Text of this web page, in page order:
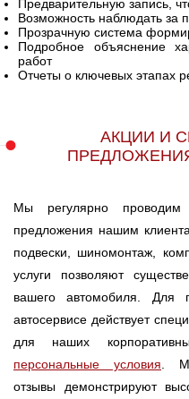
Предварительную запись,
Возможность наблюдать за
Прозрачную система
Подробное объяснение
работ
Отчеты о ключевых этапах
АКЦИИ И
Мы регулярно
предложения нашим
подвески, шиномонтаж,
услуги позволяют
вашего автомобиля. Для
автосервисе действует
для наших
персональные условия .
отзывы демонстрируют